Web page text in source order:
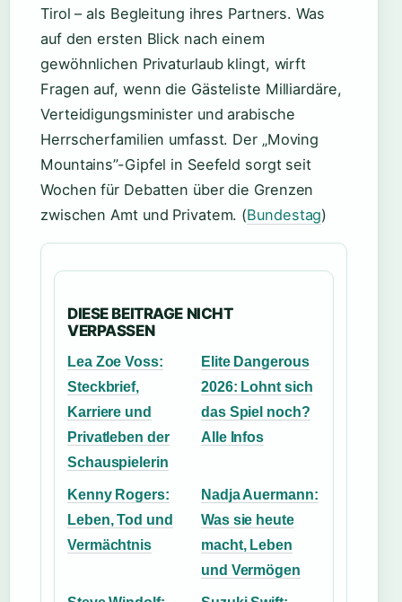
Tirol – als Begleitung ihres Partners. Was
auf den ersten Blick nach einem
gewöhnlichen Privaturlaub klingt, wirft
Fragen auf, wenn die Gästeliste Milliardäre,
Verteidigungsminister und arabische
Herrscherfamilien umfasst. Der „Moving
Mountains”-Gipfel in Seefeld sorgt seit
Wochen für Debatten über die Grenzen
zwischen Amt und Privatem. (Bundestag)
DIESE BEITRAGE NICHT
VERPASSEN
Lea Zoe Voss:
Steckbrief,
Karriere und
Privatleben der
Schauspielerin
Elite Dangerous
2026: Lohnt sich
das Spiel noch?
Alle Infos
Kenny Rogers:
Leben, Tod und
Vermächtnis
Nadja Auermann:
Was sie heute
macht, Leben
und Vermögen